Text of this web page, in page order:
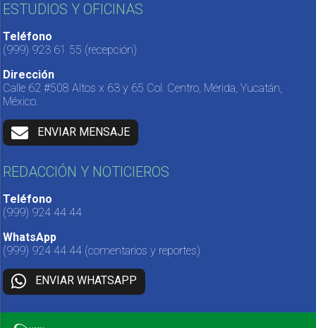
ESTUDIOS Y OFICINAS
Teléfono
(999) 923 61 55 (recepción)
Dirección
Calle 62 #508 Altos x 63 y 65 Col. Centro, Mérida, Yucatán,
México.
ENVIAR MENSAJE
REDACCIÓN Y NOTICIEROS
Teléfono
(999) 924 44 44
WhatsApp
(999) 924 44 44 (comentarios y reportes)
ENVIAR WHATSAPP